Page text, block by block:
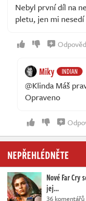
Nebyl první díl na
pletu, jen mi
Miky INDIAN
@Klinda Máš
Opraveno
NEPŘEHLÉDNĚTE
Nové Far
jej…
36 komentářů